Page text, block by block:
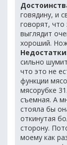
говядину, и
говорят,
выглядит
хороший.
сильно
что это не
функции
мясорубке
съемная. А
стояла бы
откинутая
сторону.
моему как